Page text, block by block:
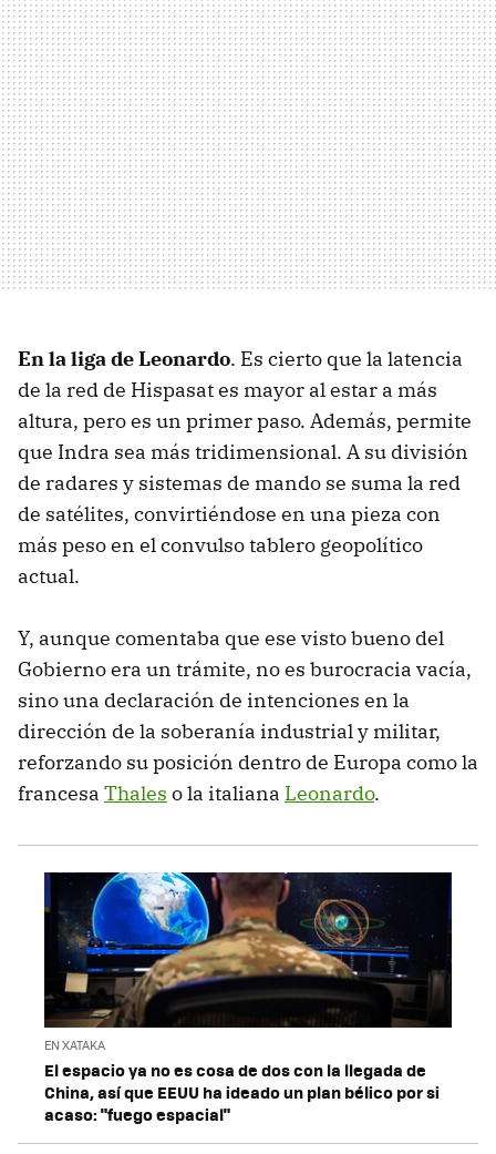
En la liga de Leonardo. Es cierto que la latencia
de la red de Hispasat es mayor al estar a más
altura, pero es un primer paso. Además, permite
que Indra sea más tridimensional. A su división
de radares y sistemas de mando se suma la red
de satélites, convirtiéndose en una pieza con
más peso en el convulso tablero geopolítico
actual.
Y, aunque comentaba que ese visto bueno del
Gobierno era un trámite, no es burocracia vacía,
sino una declaración de intenciones en la
dirección de la soberanía industrial y militar,
reforzando su posición dentro de Europa como la
francesa Thales o la italiana Leonardo.
EN XATAKA
El espacio ya no es cosa de dos con la llegada de
China, así que EEUU ha ideado un plan bélico por si
acaso: "fuego espacial"